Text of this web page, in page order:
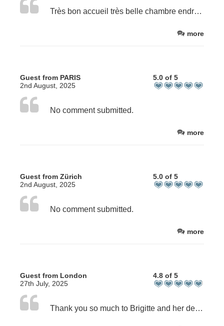
Très bon accueil très belle chambre endroit calme et reposant dans un petit jardin bien arboré avec sa piscine. océan à côté avec de sympathiques restaurants. Très bon endroit. Laura Philippe séjour juillet 2025
more
Guest from PARIS
2nd August, 2025
5.0 of 5
No comment submitted.
more
Guest from Zürich
2nd August, 2025
5.0 of 5
No comment submitted.
more
Guest from London
27th July, 2025
4.8 of 5
Thank you so much to Brigitte and her delightful staff for a wonderful stay at Villa Etchebri. Brigitte is extremely warm and welcoming. Our rooms were well sized and tastefully decorated, with personal touches which created a welcome contrast to bland hotel accommodation. Breakfast was delicious and plentiful. The pool and surrounding area were also great. It’s a very peaceful spot, and felt like a real find. Wouldn’t hesitate to recommend, and would love to return.